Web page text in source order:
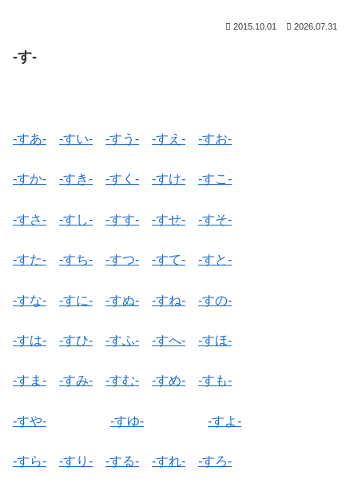
2015.10.01 2026.07.31
-す-
-すあ- -すい- -すう- -すえ- -すお-
-すか- -すき- -すく- -すけ- -すこ-
-すさ- -すし- -すす- -すせ- -すそ-
-すた- -すち- -すつ- -すて- -すと-
-すな- -すに- -すぬ- -すね- -すの-
-すは- -すひ- -すふ- -すへ- -すほ-
-すま- -すみ- -すむ- -すめ- -すも-
-すや- -すゆ- -すよ-
-すら- -すり- -する- -すれ- -すろ-